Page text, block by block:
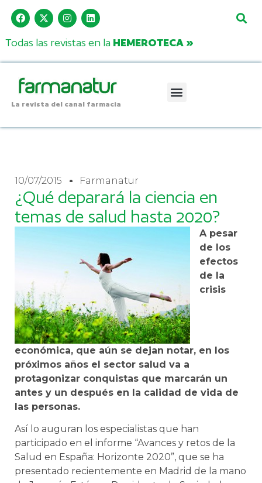
Todas las revistas en la HEMEROTECA »
La revista del canal farmacia
10/07/2015 Farmanatur
¿Qué deparará la ciencia en
temas de salud hasta 2020?
A pesar
de los
efectos
de la
crisis
económica, que aún se dejan notar, en los
próximos años el sector salud va a
protagonizar conquistas que marcarán un
antes y un después en la calidad de vida de
las personas.
Así lo auguran los especialistas que han
participado en el informe “Avances y retos de la
Salud en España: Horizonte 2020”, que se ha
presentado recientemente en Madrid de la mano